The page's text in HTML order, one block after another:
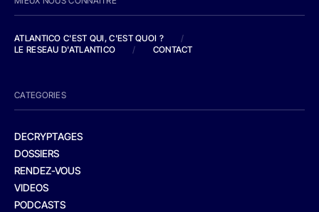
ATLANTICO C'EST QUI, C'EST QUOI ?
/
LE RESEAU D'ATLANTICO
/ CONTACT
CATEGORIES
DECRYPTAGES
DOSSIERS
RENDEZ-VOUS
VIDEOS
PODCASTS